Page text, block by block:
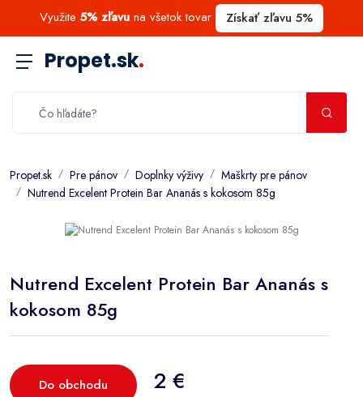
Využite 5% zľavu na všetok tovar Získať zľavu 5%
Propet.sk.
Propet.sk Pre pánov Doplnky výživy
Maškrty pre pánov
Nutrend Excelent Protein Bar Ananás s kokosom 85g
Nutrend Excelent Protein Bar Ananás s
kokosom 85g
Do obchodu 2 €